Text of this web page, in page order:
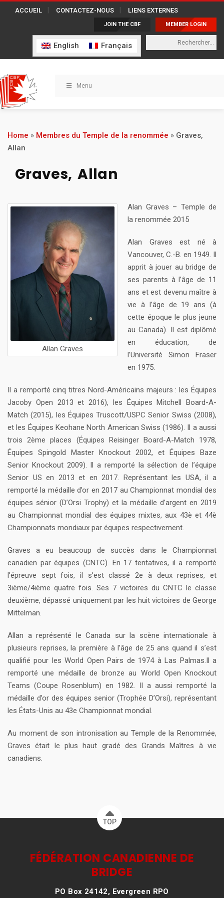
ACCUEIL CONTACTEZ-NOUS LIENS EXTERNES
MEMBER LOGIN
JOIN THE CBF
English Français
Menu
Home » Membres du Temple de la renommée » Graves,
Allan
Graves, Allan
Allan Graves
Alan Graves – Temple de
la renommée 2015
Alan Graves est né à
Vancouver, C.-B. en 1949. Il
apprit à jouer au bridge de
ses parents à l’âge de 11
ans et est devenu maître à
vie à l’âge de 19 ans (à
cette époque le plus jeune
au Canada). Il est diplômé
en éducation, de
l’Université Simon Fraser
en 1975.
Il a remporté cinq titres Nord-Américains majeurs : les Équipes
Jacoby Open 2013 et 2016), les Équipes Mitchell Board-A-
Match (2015), les Équipes Truscott/USPC Senior Swiss (2008),
et les Équipes Keohane North American Swiss (1986). Il a aussi
trois 2ème places (Équipes Reisinger Board-A-Match 1978,
Équipes Spingold Master Knockout 2002, et Équipes Baze
Senior Knockout 2009). Il a remporté la sélection de l’équipe
Senior US en 2013 et en 2017. Représentant les USA, il a
remporté la médaille d’or en 2017 au Championnat mondial des
équipes sénior (D’Orsi Trophy) et la médaille d’argent en 2019
au Championnat mondial des équipes mixtes, aux 43è et 44è
Championnats mondiaux par équipes respectivement.
Graves a eu beaucoup de succès dans le Championnat
canadien par équipes (CNTC). En 17 tentatives, il a remporté
l’épreuve sept fois, il s’est classé 2e à deux reprises, et
3ième/4ième quatre fois. Ses 7 victoires du CNTC le classe
deuxième, dépassé uniquement par les huit victoires de George
Mittelman.
Allan a représenté le Canada sur la scène internationale à
plusieurs reprises, la première à l’âge de 25 ans quand il s’est
qualifié pour les World Open Pairs de 1974 à Las Palmas.Il a
remporté une médaille de bronze au World Open Knockout
Teams (Coupe Rosenblum) en 1982. Il a aussi remporté la
médaille d’or des équipes senior (Trophée D’Orsi), représentant
les États-Unis au 43e Championnat mondial.
Au moment de son intronisation au Temple de la Renommée,
Graves était le plus haut gradé des Grands Maîtres à vie
canadiens.
TOP
FÉDÉRATION CANADIENNE DE
BRIDGE
PO Box 24142, Evergreen RPO